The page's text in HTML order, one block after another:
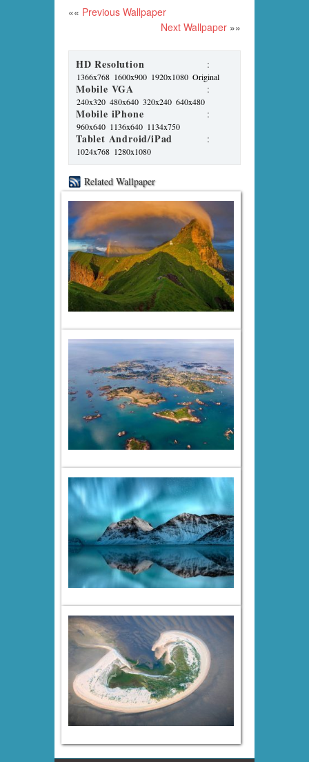
«« Previous Wallpaper
Next Wallpaper »»
HD Resolution :
1366x768 1600x900 1920x1080 Original
Mobile VGA :
240x320 480x640 320x240 640x480
Mobile iPhone :
960x640 1136x640 1134x750
Tablet Android/iPad :
1024x768 1280x1080
Related Wallpaper